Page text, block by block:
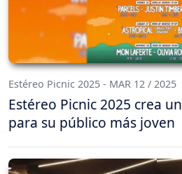
Estéreo Picnic 2025 - MAR 12 / 2025
Estéreo Picnic 2025 crea
para su público más joven